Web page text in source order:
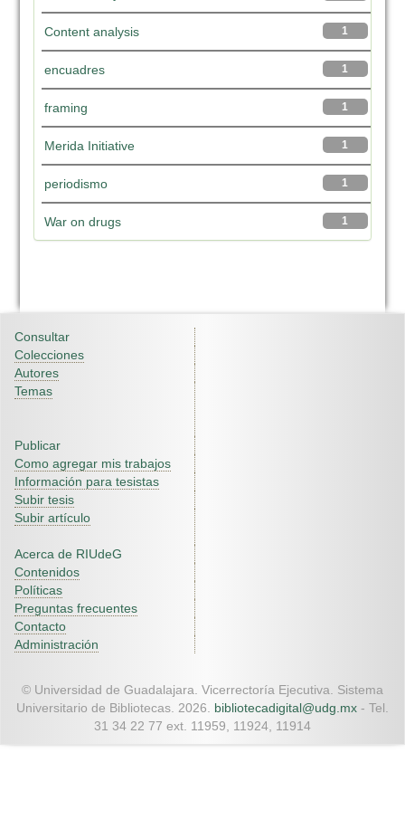
1
Content analysis
1
encuadres
1
framing
1
Merida Initiative
1
periodismo
1
War on drugs
Consultar
Colecciones
Autores
Temas
Publicar
Como agregar mis trabajos
Información para tesistas
Subir tesis
Subir artículo
Acerca de RIUdeG
Contenidos
Políticas
Preguntas frecuentes
Contacto
Administración
© Universidad de Guadalajara. Vicerrectoría Ejecutiva. Sistema
Universitario de Bibliotecas. 2026. bibliotecadigital@udg.mx - Tel.
31 34 22 77 ext. 11959, 11924, 11914